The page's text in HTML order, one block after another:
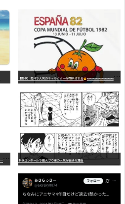
【画像】海外で人気のキャラクターが開示される wwwwwwwwwwwwwwwwwwwwwwwwwwwwwwwwwwwwwwwwwwwwwwwww
【
悲報】世間じゃ神ゲー扱いされてるけど個人的には「つまんねえ……」と思ったゲーム挙げてけ ドラゴンボールで魔人ブウ編の人気が微妙な理由